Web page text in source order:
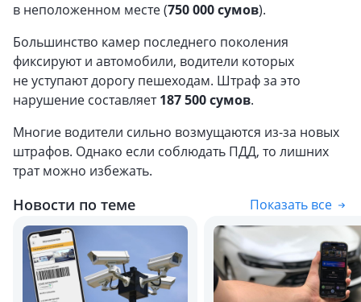
в неположенном месте (750 000 сумов).
Большинство камер последнего поколения
фиксируют и автомобили, водители которых
не уступают дорогу пешеходам. Штраф за это
нарушение составляет187 500 сумов.
Многие водители сильно возмущаются из-за новых
штрафов. Однако если соблюдать ПДД, то лишних
трат можно избежать.
Новости по теме Показать все